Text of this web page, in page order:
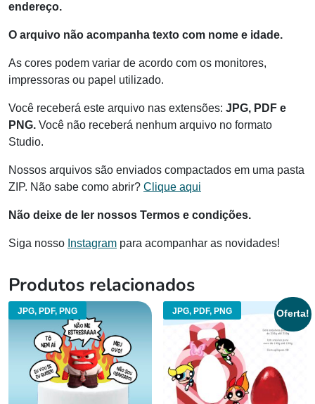
endereço.
O arquivo não acompanha texto com nome e idade.
As cores podem variar de acordo com os monitores,
impressoras ou papel utilizado.
Você receberá este arquivo nas extensões: JPG, PDF e
PNG. Você não receberá nenhum arquivo no formato
Studio.
Nossos arquivos são enviados compactados em uma pasta
ZIP. Não sabe como abrir? Clique aqui
Não deixe de ler nossos Termos e condições.
Siga nosso Instagram para acompanhar as novidades!
Produtos relacionados
JPG, PDF, PNG JPG, PDF, PNG Oferta!